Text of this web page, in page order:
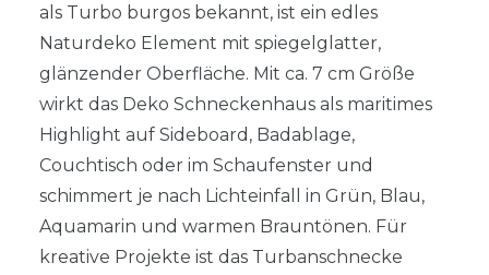
als Turbo burgos bekannt, ist ein edles
Naturdeko Element mit spiegelglatter,
glänzender Oberfläche. Mit ca. 7 cm Größe
wirkt das Deko Schneckenhaus als maritimes
Highlight auf Sideboard, Badablage,
Couchtisch oder im Schaufenster und
schimmert je nach Lichteinfall in Grün, Blau,
Aquamarin und warmen Brauntönen. Für
kreative Projekte ist das Turbanschnecke